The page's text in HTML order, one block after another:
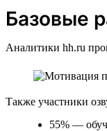
Базовые
Аналитики hh.ru
Также участники
55% —